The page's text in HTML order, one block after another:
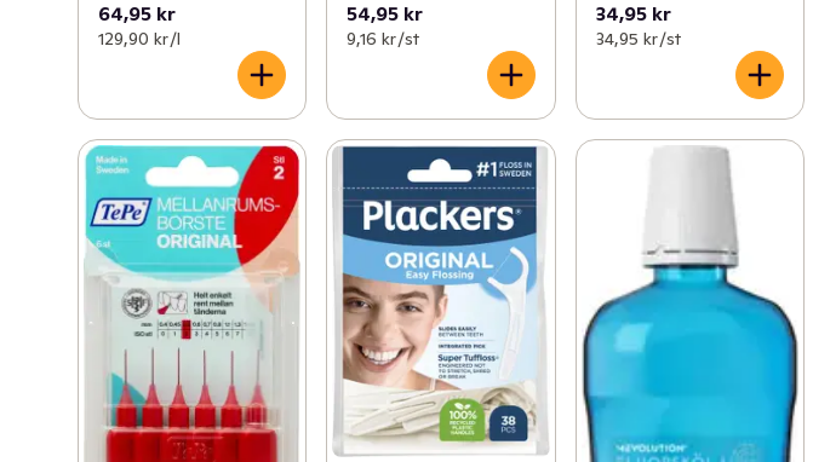
64,95 kr
129,90 kr /l
54,95 kr
9,16 kr /st
34,95 kr
34,95 kr /st